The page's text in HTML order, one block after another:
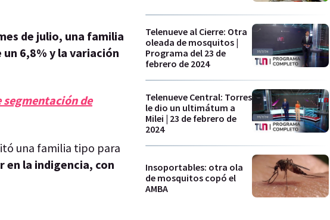
de julio, una familia
6,8% y la variación
segmentación de
una familia tipo para
en la indigencia, con
Telenueve al Cierre: Otra
oleada de mosquitos |
Programa del 23 de
febrero de 2024
Telenueve Central: Torres
le dio un ultimátum a
Milei | 23 de febrero de
2024
Insoportables: otra ola
de mosquitos copó el
AMBA